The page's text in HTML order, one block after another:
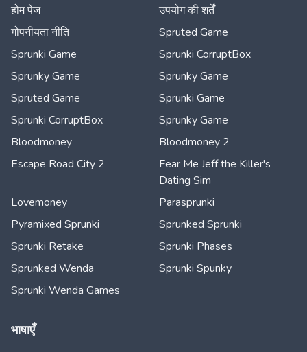
होम पेज
उपयोग की शर्तें
गोपनीयता नीति
Spruted Game
Sprunki Game
Sprunki CorruptBox
Sprunky Game
Sprunky Game
Spruted Game
Sprunki Game
Sprunki CorruptBox
Sprunky Game
Bloodmoney
Bloodmoney 2
Escape Road City 2
Fear Me Jeff the Killer's
Dating Sim
Lovemoney
Parasprunki
Pyramixed Sprunki
Sprunked Sprunki
Sprunki Retake
Sprunki Phases
Sprunked Wenda
Sprunki Spunky
Sprunki Wenda Games
भाषाएँ